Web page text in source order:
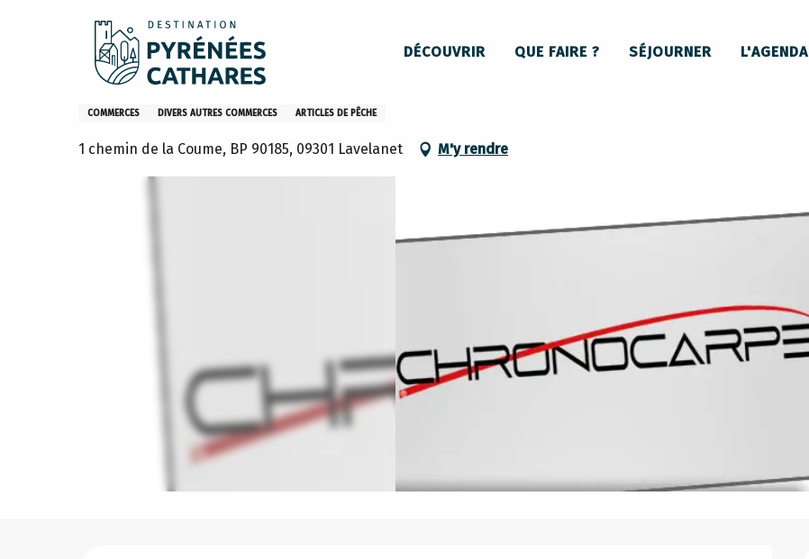
DÉCOUVRIR QUE FAIRE ? SÉJOURNER L'AGENDA
Accueil ChronoCarpe
ChronoCarpe
COMMERCES DIVERS AUTRES COMMERCES ARTICLES DE PÊCHE
1 chemin de la Coume, BP 90185, 09301 Lavelanet M'y rendre